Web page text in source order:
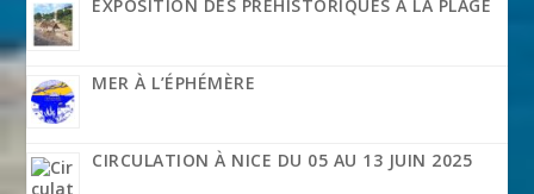
EXPOSITION DES PRÉHISTORIQUES À LA PLAGE
MER À L’ÉPHÉMÈRE
CIRCULATION À NICE DU 05 AU 13 JUIN 2025